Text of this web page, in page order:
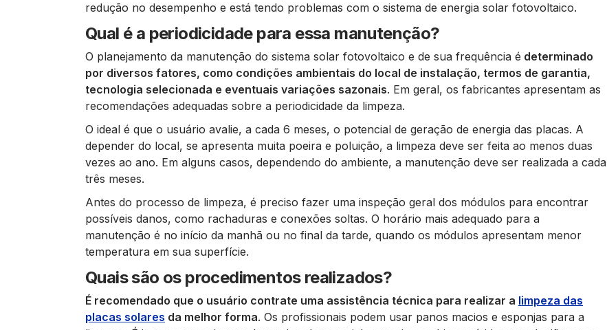
redução no desempenho e está tendo problemas com o sistema de energia solar fotovoltaico.
Qual é a periodicidade para essa manutenção?
O planejamento da manutenção do sistema solar fotovoltaico e de sua frequência é determinado
por diversos fatores, como condições ambientais do local de instalação, termos de garantia,
tecnologia selecionada e eventuais variações sazonais. Em geral, os fabricantes apresentam as
recomendações adequadas sobre a periodicidade da limpeza.
O ideal é que o usuário avalie, a cada 6 meses, o potencial de geração de energia das placas. A
depender do local, se apresenta muita poeira e poluição, a limpeza deve ser feita ao menos duas
vezes ao ano. Em alguns casos, dependendo do ambiente, a manutenção deve ser realizada a cada
três meses.
Antes do processo de limpeza, é preciso fazer uma inspeção geral dos módulos para encontrar
possíveis danos, como rachaduras e conexões soltas. O horário mais adequado para a
manutenção é no início da manhã ou no final da tarde, quando os módulos apresentam menor
temperatura em sua superfície.
Quais são os procedimentos realizados?
É recomendado que o usuário contrate uma assistência técnica para realizar a limpeza das
placas solares da melhor forma. Os profissionais podem usar panos macios e esponjas para a